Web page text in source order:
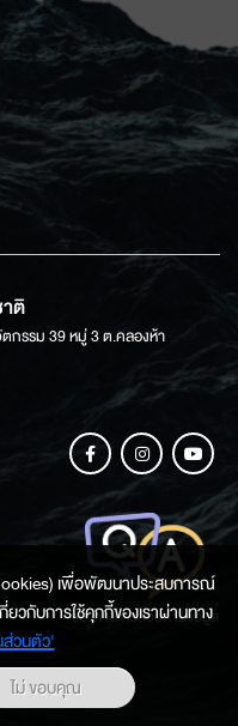
ติ
กรรม 39 หมู่ 3 ต.คลองห้า
ช่องทางการสอบถามข้อมูล
เพื่อพัฒนาประสบการณ์
วกับการใช้คุกกี้ของเราผ่านทาง
ส่วนตัว'
ไม่ ขอบคุณ